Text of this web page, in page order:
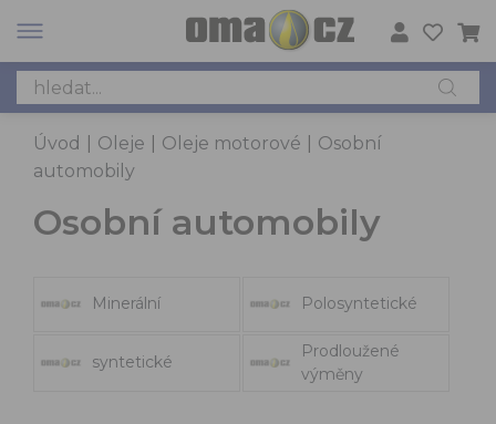
Úvod Oleje Oleje motorové
Osobní
automobily
Osobní automobily
Minerální Polosyntetické
syntetické
Prodloužené
výměny